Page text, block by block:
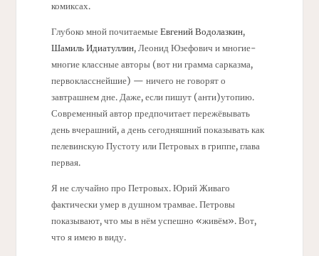
комиксах.
Глубоко мной почитаемыеЕвгений Водолазкин,
Шамиль Идиатуллин, Леонид Юзефович и многие-
многие классные авторы (вот ни грамма сарказма,
первокласснейшие) — ничего не говорят о
завтрашнем дне. Даже, если пишут (анти)утопию.
Современный автор предпочитает пережёвывать
день вчерашний, а день сегодняшний показывать как
пелевинскую Пустоту или Петровых в гриппе, глава
первая.
Я не случайно про Петровых. Юрий Живаго
фактически умер в душном трамвае. Петровы
показывают, что мы в нём успешно «живём». Вот,
что я имею в виду.